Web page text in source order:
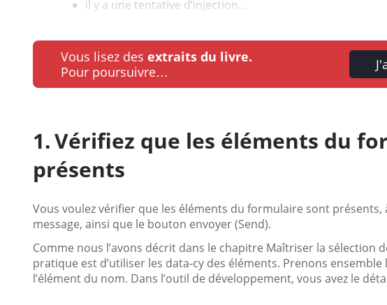
il y a une tentative d’injection...
Vous lisez des extraits du livre.
Pour poursuivre…
Vérifiez que les éléments du
présents
Vous voulez vérifier que les éléments du formulaire sont présents,
message, ainsi que le bouton envoyer (Send).
Comme nous l’avons décrit dans le chapitre Maîtriser la sélection
pratique est d’utiliser les data-cy des éléments. Prenons
l’élément du nom. Dans l’outil de développement, vous avez le